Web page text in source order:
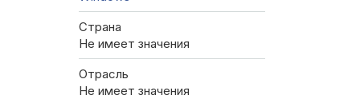
Страна
Не имеет значения
Отрасль
Не имеет значения